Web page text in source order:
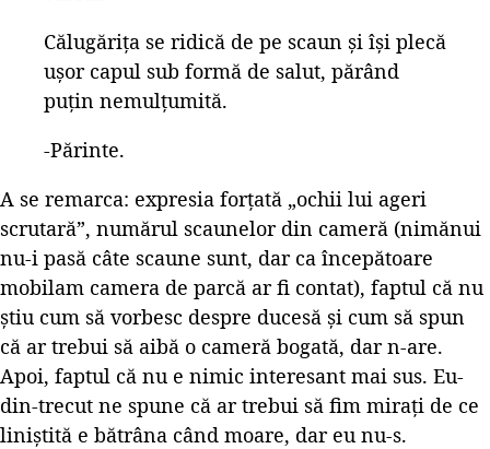
Călugăriţa se ridică de pe scaun şi îşi plecă
uşor capul sub formă de salut, părând
puţin nemulţumită.
-Părinte.
A se remarca: expresia forțată „ochii lui ageri
scrutară”, numărul scaunelor din cameră (nimănui
nu-i pasă câte scaune sunt, dar ca începătoare
mobilam camera de parcă ar fi contat), faptul că nu
știu cum să vorbesc despre ducesă și cum să spun
că ar trebui să aibă o cameră bogată, dar n-are.
Apoi, faptul că nu e nimic interesant mai sus. Eu-
din-trecut ne spune că ar trebui să fim mirați de ce
liniștită e bătrâna când moare, dar eu nu-s.